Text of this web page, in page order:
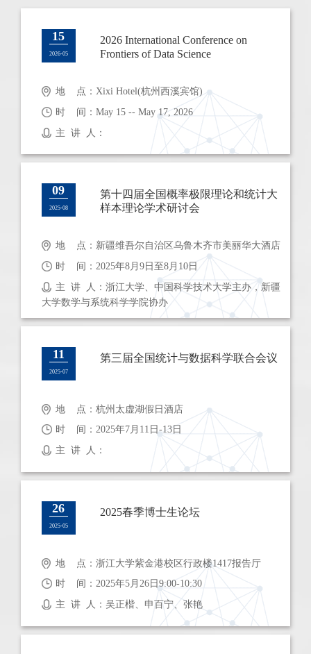
15
2026-05
2026 International Conference on
Frontiers of Data Science
地 点：Xixi Hotel(杭州西溪宾馆)
时 间：May 15 -- May 17, 2026
主 讲 人：
09
2025-08
第十四届全国概率极限理论和统计大
样本理论学术研讨会
地 点：新疆维吾尔自治区乌鲁木齐市美丽华大酒店
时 间：2025年8月9日至8月10日
主 讲 人：浙江大学、中国科学技术大学主办，新疆
大学数学与系统科学学院协办
11
2025-07
第三届全国统计与数据科学联合会议
地 点：杭州太虚湖假日酒店
时 间：2025年7月11日-13日
主 讲 人：
26
2025-05
2025春季博士生论坛
地 点：浙江大学紫金港校区行政楼1417报告厅
时 间：2025年5月26日9:00-10:30
主 讲 人：吴正楷、申百宁、张艳